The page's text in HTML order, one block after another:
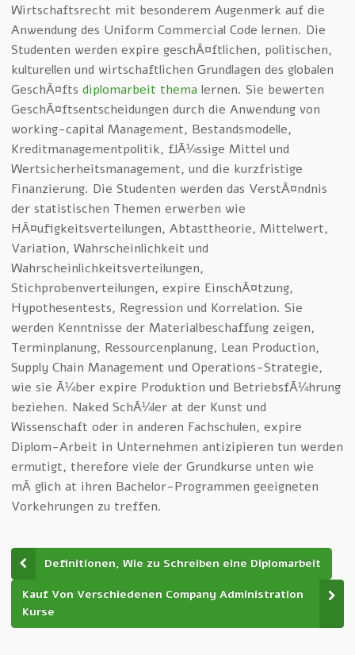
Wirtschaftsrecht mit besonderem Augenmerk auf die
Anwendung des Uniform Commercial Code lernen. Die
Studenten werden expire geschÃ¤ftlichen, politischen,
kulturellen und wirtschaftlichen Grundlagen des globalen
GeschÃ¤fts diplomarbeit thema lernen. Sie bewerten
GeschÃ¤ftsentscheidungen durch die Anwendung von
working-capital Management, Bestandsmodelle,
Kreditmanagementpolitik, flÃ¼ssige Mittel und
Wertsicherheitsmanagement, und die kurzfristige
Finanzierung. Die Studenten werden das VerstÃ¤ndnis
der statistischen Themen erwerben wie
HÃ¤ufigkeitsverteilungen, Abtasttheorie, Mittelwert,
Variation, Wahrscheinlichkeit und
Wahrscheinlichkeitsverteilungen,
Stichprobenverteilungen, expire EinschÃ¤tzung,
Hypothesentests, Regression und Korrelation. Sie
werden Kenntnisse der Materialbeschaffung zeigen,
Terminplanung, Ressourcenplanung, Lean Production,
Supply Chain Management und Operations-Strategie,
wie sie Ã¼ber expire Produktion und BetriebsfÃ¼hrung
beziehen. Naked SchÃ¼ler at der Kunst und
Wissenschaft oder in anderen Fachschulen, expire
Diplom-Arbeit in Unternehmen antizipieren tun werden
ermutigt, therefore viele der Grundkurse unten wie
mÃ¶glich at ihren Bachelor-Programmen geeigneten
Vorkehrungen zu treffen.
Definitionen, Wie zu Schreiben eine Diplomarbeit
Kauf Von Verschiedenen Company Administration
Kurse